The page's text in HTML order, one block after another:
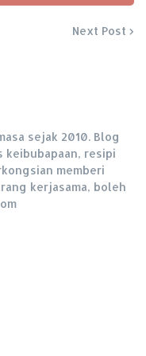
Next Post
sejak 2010. Blog
keibubapaan, resipi
memberi
kerjasama, boleh